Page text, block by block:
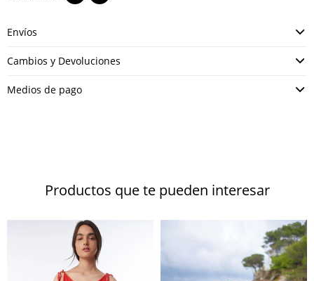
Envíos
Cambios y Devoluciones
Medios de pago
Productos que te pueden interesar